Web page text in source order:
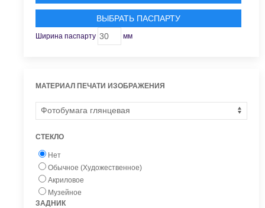
ВЫБРАТЬ ПАСПАРТУ
Ширина паспарту мм
МАТЕРИАЛ ПЕЧАТИ ИЗОБРАЖЕНИЯ
СТЕКЛО
Нет
Обычное (Художественное)
Акриловое
Музейное
ЗАДНИК